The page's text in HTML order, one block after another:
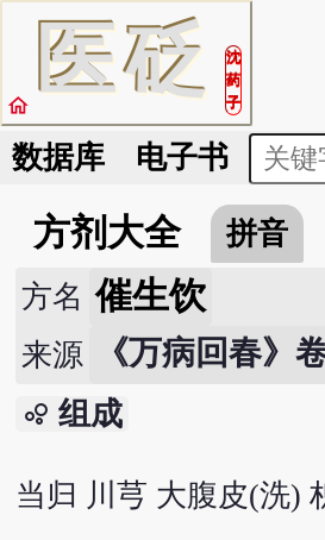
医砭
沈
药
子
home
数据库 电子书
方剂大全 拼音
方名 催生饮
来源 《万病回春》
bubble_chart 组成
当归 川芎 大腹皮(洗)